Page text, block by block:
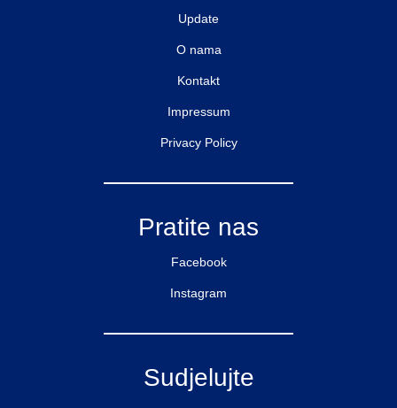
Update
O nama
Kontakt
Impressum
Privacy Policy
Pratite nas
Facebook
Instagram
Sudjelujte